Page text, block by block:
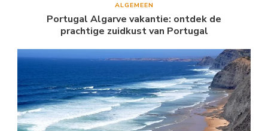
ALGEMEEN
Portugal Algarve vakantie: ontdek de
prachtige zuidkust van Portugal